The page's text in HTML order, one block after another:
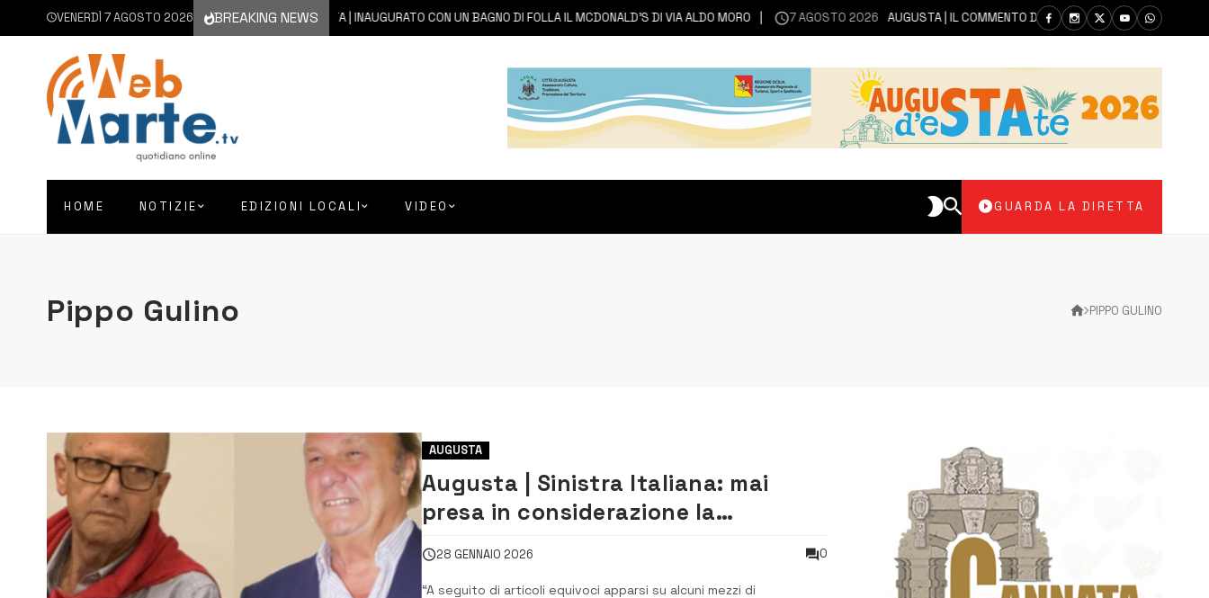
VENERDÌ 7 AGOSTO 2026 BREAKING NEWS
7 AGOSTO 2026 AUGUSTA | INAUGURATO CON UN BAGNO DI FOLLA IL MCDONALD’S DI VIA ALDO MORO 7 AGOSTO 2026 AUGUSTA | IL COMMENTO DEI PARLAMENTARI CANNATA E AUTERI
HOME NOTIZIE EDIZIONI LOCALI VIDEO GUARDA LA DIRETTA
PIPPO GULINO
Pippo Gulino
AUGUSTA
Augusta | Sinistra Italiana: mai
presa in considerazione la
candidatura di Gulino
28 GENNAIO 2026 0
“A seguito di articoli equivoci apparsi su alcuni mezzi di